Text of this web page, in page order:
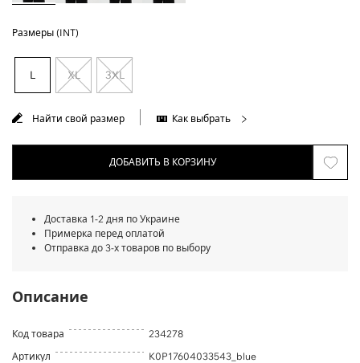
Размеры (INT)
L XL 3XL
Найти свой размер Как выбрать
ДОБАВИТЬ В КОРЗИНУ
Доставка 1-2 дня по Украине
Примерка перед оплатой
Отправка до 3-х товаров по выбору
Описание
Код товара
234278
Артикул
K0P17604033543_blue